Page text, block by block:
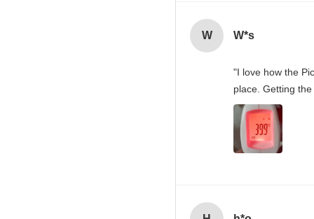
W W*s
"I love how the
place. Getting